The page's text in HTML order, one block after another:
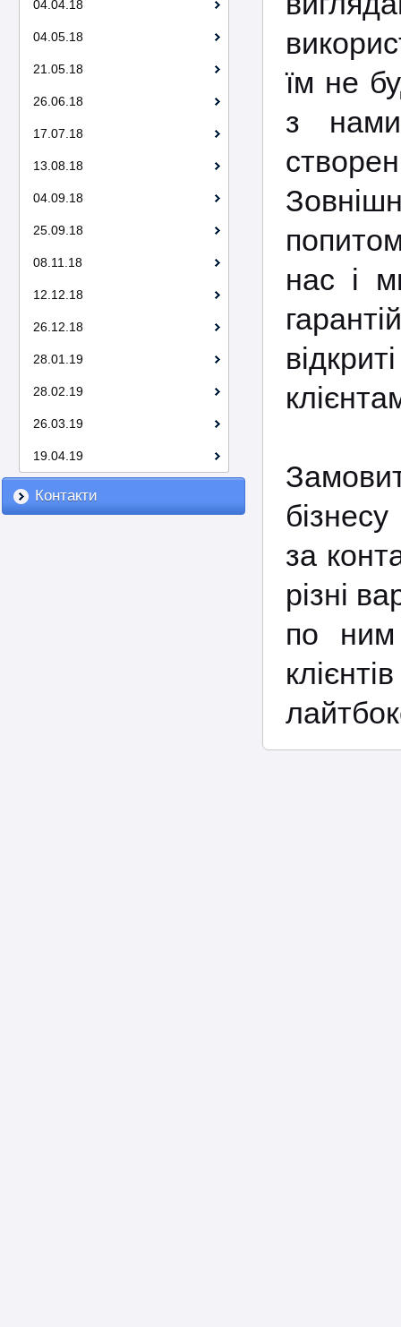
04.04.18
04.05.18
21.05.18
26.06.18
17.07.18
13.08.18
04.09.18
25.09.18
08.11.18
12.12.18
26.12.18
28.01.19
28.02.19
26.03.19
19.04.19
Контакти
їм не
з
нас і
за
різні
по